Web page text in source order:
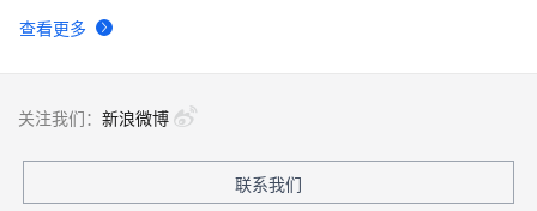
查看更多
关注我们： 新浪微博
联系我们